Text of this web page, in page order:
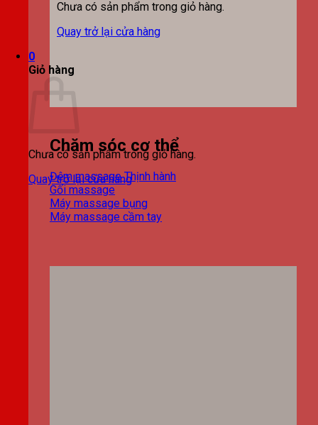
Chưa có sản phẩm trong giỏ hàng.
Quay trở lại cửa hàng
0
Giỏ hàng
Chưa có sản phẩm trong giỏ hàng.
Quay trở lại cửa hàng
Chăm sóc cơ thể
Đệm massage
Gối massage
Máy massage bụng
Máy massage cầm tay